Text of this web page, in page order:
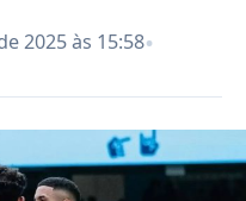
2025 às 15:58•